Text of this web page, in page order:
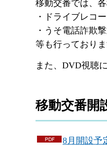
移動交番では、
・ドライブレコ
・うそ電話詐欺
等も行っておりま
また、DVD視聴
移動交番開
8月開設予